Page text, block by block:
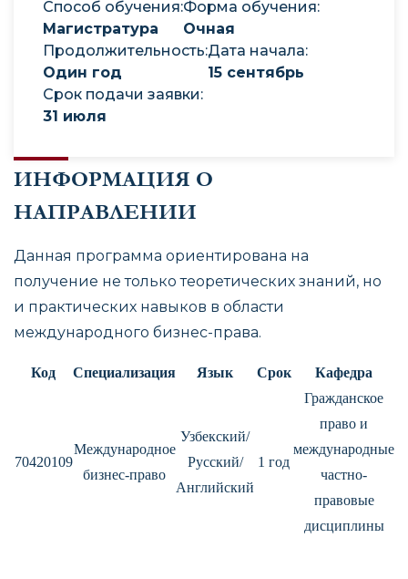
Способ обучения:
Магистратура
Форма обучения:
Oчная
Продолжительность:
Один год
Дата начала:
15 сентябрь
Срок подачи заявки:
31 июля
ИНФОРМАЦИЯ О
НАПРАВЛЕНИИ
Данная программа ориентирована на
получение не только теоретических знаний, но
и практических навыков в области
международного бизнес-права.
Код Специализация Язык Срок Кафедра
70420109
Международное
бизнес-право
Узбекский/
Русский/
Английский
1 год
Гражданское
право и
международные
частно-
правовые
дисциплины